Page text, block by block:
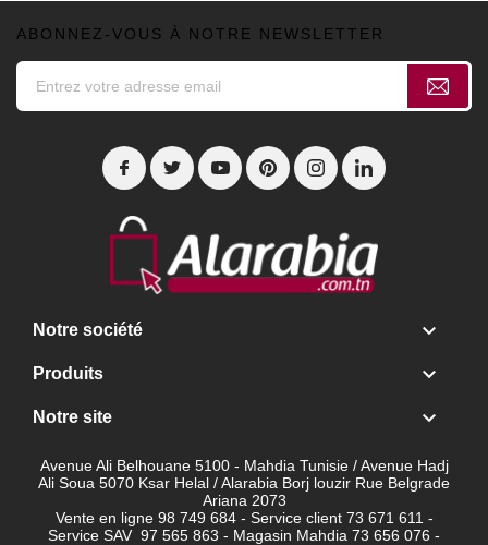
ABONNEZ-VOUS À NOTRE NEWSLETTER
Notre société 
Produits 
Notre site 
Avenue Ali Belhouane 5100 - Mahdia Tunisie / Avenue Hadj
Ali Soua 5070 Ksar Helal / Alarabia Borj louzir Rue Belgrade
Ariana 2073
Vente en ligne 98 749 684 - Service client 73 671 611 -
Service SAV 97 565 863 - Magasin Mahdia 73 656 076 -